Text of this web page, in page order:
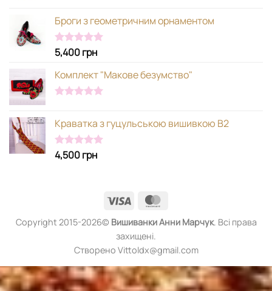
Броги з геометричним орнаментом
Оцінено в
з 5
5,400грн
Комплект "Макове безумство"
Краватка з гуцульською вишивкою В2
Оцінено в
з 5
4,500грн
Visa
Copyright 2015-2026© ВишиванкиАнни Марчук. Всі права
захищені.
Створено Vittoldx@gmail.com